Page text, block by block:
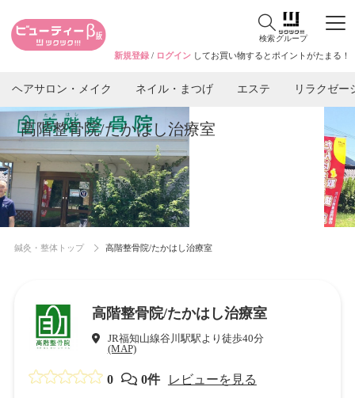
検索グループ
新規登録 / ログイン してお買い物するとポイントがたまる！
ヘアサロン・メイク ネイル・まつげ エステ リラクゼー
高階整骨院/たかはし治療室
鍼灸・整体トップ 高階整骨院/たかはし治療室
高階整骨院/たかはし治療室
JR福知山線谷川駅駅より徒歩40分
(MAP)
0 0件 レビューを見る